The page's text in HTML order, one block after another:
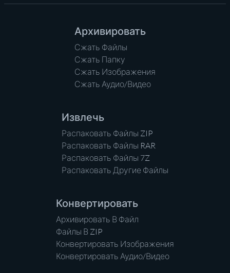
Архивировать
Сжать Файлы
Сжать Папку
Сжать Изображения
Сжать Аудио/Видео
Извлечь
Распаковать Файлы ZIP
Распаковать Файлы RAR
Распаковать Файлы 7Z
Распаковать Другие Файлы
Конвертировать
Архивировать В Файл
Файлы В ZIP
Конвертировать Изображения
Конвертировать Аудио/Видео